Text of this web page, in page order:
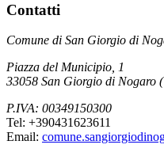
Contatti
Comune di San Giorgio di
Piazza del Municipio, 1
33058 San Giorgio di Nogaro
P.IVA: 00349150300
Tel: +390431623611
Email: